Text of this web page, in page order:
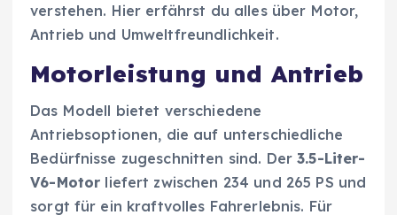
verstehen. Hier erfährst du alles über Motor,
Antrieb und Umweltfreundlichkeit.
Motorleistung und Antrieb
Das Modell bietet verschiedene
Antriebsoptionen, die auf unterschiedliche
Bedürfnisse zugeschnitten sind. Der3.5-Liter-
V6-Motor liefert zwischen 234 und 265 PS und
sorgt für ein kraftvolles Fahrerlebnis. Für